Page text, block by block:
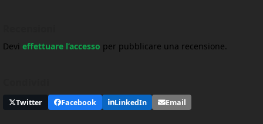
Devi effettuare l’accesso per pubblicare una recensione.
Twitter Facebook LinkedIn Email